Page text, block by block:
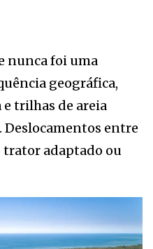
nunca foi uma
geográfica,
trilhas de areia
Deslocamentos entre
trator adaptado ou